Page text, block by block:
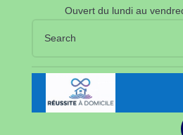
Ouvert du lundi au